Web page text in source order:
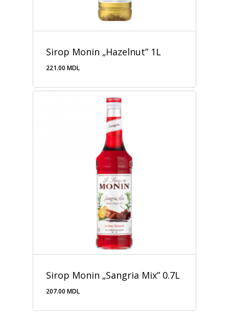
Sirop Monin „Hazelnut” 1L
221.00 MDL
Sirop Monin „Sangria Mix” 0.7L
207.00 MDL